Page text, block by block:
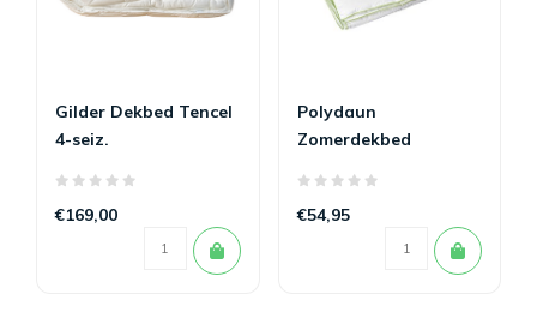
Gilder Dekbed Tencel
4-seiz.
€169,00
Polydaun
Zomerdekbed
€54,95